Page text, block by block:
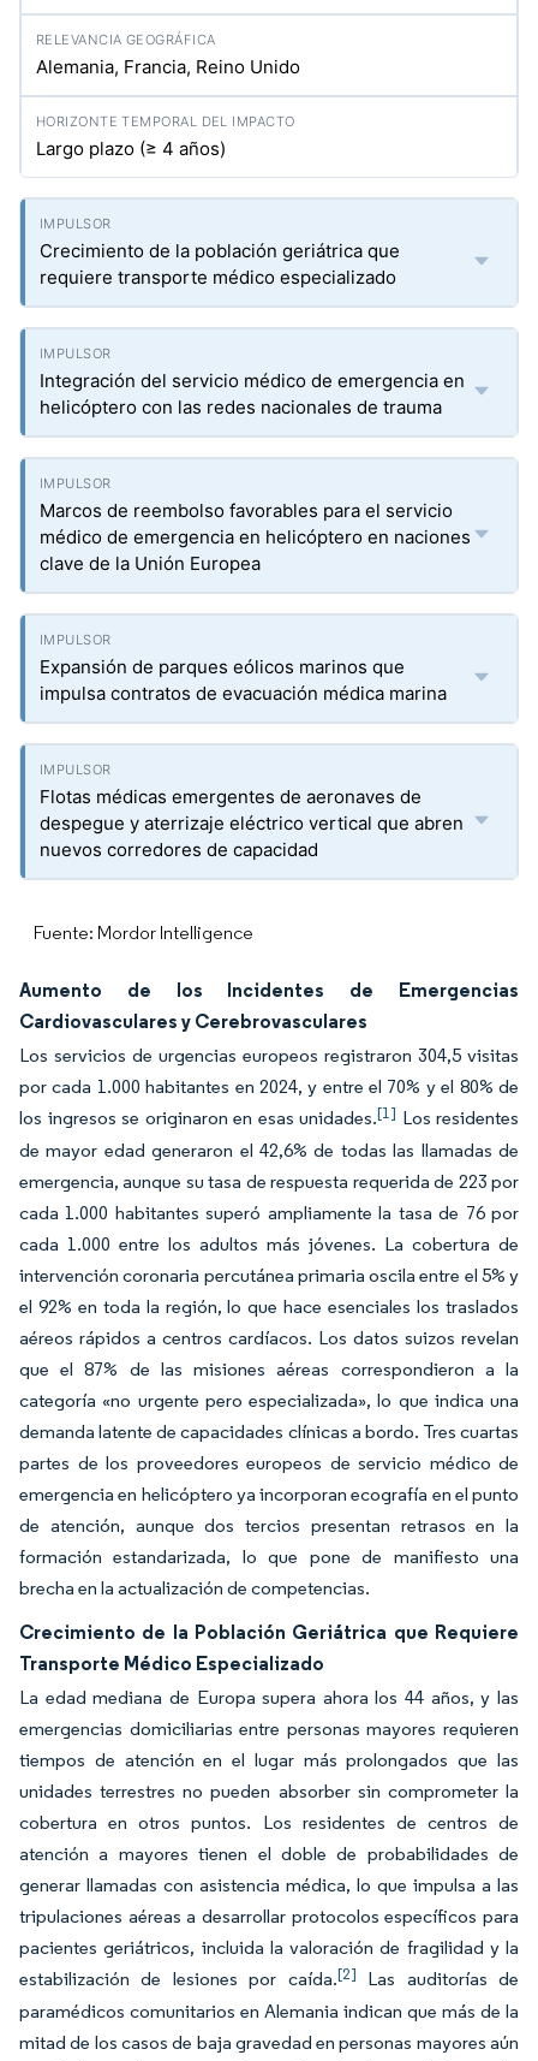
Alemania, Francia, Reino Unido
Largo plazo (≥ 4 años)
Crecimiento de la población geriátrica que
requiere transporte médico especializado
Integración del servicio médico de emergencia en
helicóptero con las redes nacionales de trauma
Marcos de reembolso favorables para el servicio
médico de emergencia en helicóptero en naciones
clave de la Unión Europea
Expansión de parques eólicos marinos que
impulsa contratos de evacuación médica marina
Flotas médicas emergentes de aeronaves de
despegue y aterrizaje eléctrico vertical que abren
nuevos corredores de capacidad
Fuente: Mordor Intelligence
Aumento de los Incidentes de Emergencias
Cardiovasculares y Cerebrovasculares
Los servicios de urgencias europeos registraron 304,5 visitas
por cada 1.000 habitantes en 2024, y entre el 70% y el 80% de
los ingresos se originaron en esas unidades.[1] Los residentes
de mayor edad generaron el 42,6% de todas las llamadas de
emergencia, aunque su tasa de respuesta requerida de 223 por
cada 1.000 habitantes superó ampliamente la tasa de 76 por
cada 1.000 entre los adultos más jóvenes. La cobertura de
intervención coronaria percutánea primaria oscila entre el 5% y
el 92% en toda la región, lo que hace esenciales los traslados
aéreos rápidos a centros cardíacos. Los datos suizos revelan
que el 87% de las misiones aéreas correspondieron a la
categoría «no urgente pero especializada», lo que indica una
demanda latente de capacidades clínicas a bordo. Tres cuartas
partes de los proveedores europeos de servicio médico de
emergencia en helicóptero ya incorporan ecografía en el punto
de atención, aunque dos tercios presentan retrasos en la
formación estandarizada, lo que pone de manifiesto una
brecha en la actualización de competencias.
Crecimiento de la Población Geriátrica que Requiere
Transporte Médico Especializado
La edad mediana de Europa supera ahora los 44 años, y las
emergencias domiciliarias entre personas mayores requieren
tiempos de atención en el lugar más prolongados que las
unidades terrestres no pueden absorber sin comprometer la
cobertura en otros puntos. Los residentes de centros de
atención a mayores tienen el doble de probabilidades de
generar llamadas con asistencia médica, lo que impulsa a las
tripulaciones aéreas a desarrollar protocolos específicos para
pacientes geriátricos, incluida la valoración de fragilidad y la
estabilización de lesiones por caída.[2]
Las auditorías de
paramédicos comunitarios en Alemania indican que más de la
mitad de los casos de baja gravedad en personas mayores aún